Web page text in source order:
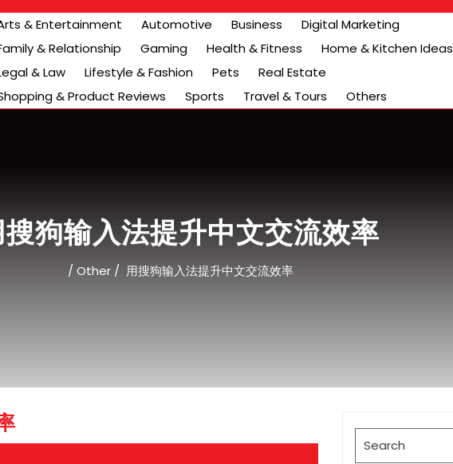
& Entertainment Automotive Business
Digital Marketing
& Relationship
Gaming Health & Fitness
Home & Kitchen Ideas
& Law
Lifestyle & Fashion Pets
Real Estate
& Product Reviews
Sports Travel & Tours Others
狗输入法提升中文交流效率
/ Other/ 用搜狗输入法提升中文交流效率
for: